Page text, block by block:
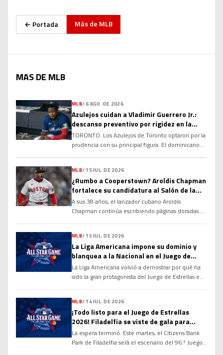
← Portada Más de MLB
MAS DE MLB
MLB/6 AGO. DE 2026
Azulejos cuidan a Vladimir Guerrero Jr.:
descanso preventivo por rigidez en la
corva
TORONTO. Los Azulejos de Toronto optaron por la
prudencia con su principal figura. El dominicano
una rigidez en el tendón de la corva, una decisión
tomada con el objetivo de evitar que la molestia
se agrave y garantizar su […]
MLB/ 15 JUL. DE 2026
¿Rumbo a Cooperstown? Aroldis Chapman
fortalece su candidatura al Salón de la
Fama
A sus 38 años, el lanzador cubano Aroldis
Chapman continúa escribiendo páginas doradas en
méritos suficientes para ingresar al Salón de la
Fama de Cooperstown? Sus números, su
longevidad y el dominio que ha ejercido durante
más de […]
MLB/ 15 JUL. DE 2026
La Liga Americana impone su dominio y
blanquea a la Nacional en el Juego de
Estrellas 2026
La Liga Americana volvió a demostrar por qué ha
sido la gran protagonista del Juego de Estrellas en
lanzadores prácticamente imbatible, el Joven
Circuito derrotó por marcador de 4-0 a la Liga
Nacional en la edición 96 del Clásico de […]
MLB/ 14 JUL. DE 2026
¡Todo listo para el Juego de Estrellas
2026! Filadelfia se viste de gala para
recibir a las mayores figuras de la MLB
La espera terminó. Este martes, el Citizens Bank
Park de Filadelfia será el escenario del 96.º Juego